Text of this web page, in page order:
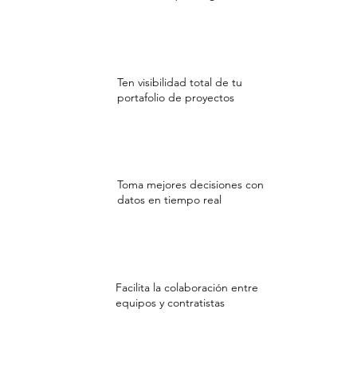
Toma mejores decisiones con
datos en tiempo real
Facilita la colaboración entre
equipos y contratistas
Ten visibilidad total de tu
portafolio de proyectos